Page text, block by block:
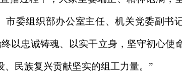
委组织部办公室主任、机关党委副书
以忠诚铸魂、以实干立身，坚守初心使
民族复兴贡献坚实的组工力量。”